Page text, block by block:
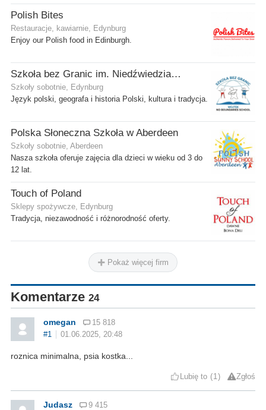
Polish Bites
Restauracje, kawiarnie, Edynburg
Enjoy our Polish food in Edinburgh.
Szkoła bez Granic im. Niedźwiedzia Wojtka
Szkoły sobotnie, Edynburg
Język polski, geografa i historia Polski, kultura i tradycja.
Polska Słoneczna Szkoła w Aberdeen
Szkoły sobotnie, Aberdeen
Nasza szkoła oferuje zajęcia dla dzieci w wieku od 3 do
12 lat.
Touch of Poland
Sklepy spożywcze, Edynburg
Tradycja, niezawodność i różnorodność oferty.
Pokaż więcej firm
Komentarze 24
omegan
15 818
#1
01.06.2025, 20:48
roznica minimalna, psia kostka...
Lubię to 1 Zgłoś
Judasz
9 415